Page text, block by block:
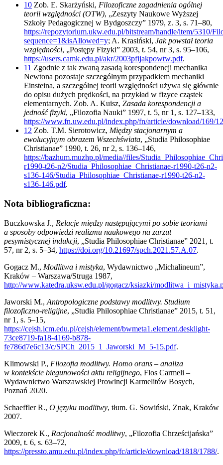
10 Zob. E. Skarżyński, Filozoficzne zagadnienia ogólnej
teorii względności (OTW), „Zeszyty Naukowe Wyższej
Szkoły Pedagogicznej w Bydgoszczy” 1979, z. 3, s. 71–80,
https://repozytorium.ukw.edu.pl/bitstream/handle/item/5310/
sequence=1&isAllowed=y; A. Krasiński, Jak powstał teoria
względności, „Postępy Fizyki” 2003, t. 54, nr 3, s. 95–106,
https://users.camk.edu.pl/akr/2003pfijakpowtw.pdf.
11 Zgodnie z tak zwaną zasadą korespondencji mechanika
Newtona pozostaje szczególnym przypadkiem mechaniki
Einsteina, a szczególnej teorii względności używa się głównie
do opisu dużych prędkości, na przykład w fizyce cząstek
elementarnych. Zob. A. Kuisz, Zasada korespondencji a
jedność fizyki, „Filozofia Nauki” 1997, t. 5, nr 1, s. 127–133,
https://www.fn.uw.edu.pl/index.php/fn/article/download/169/
12 Zob. T.M. Sierotowicz, Między stacjonarnym a
ewolucyjnym obrazem Wszechświata, „Studia Philosophiae
Christianae” 1990, t. 26, nr 2, s. 136–146,
https://bazhum.muzhp.pl/media//files/
r1990-t26-n2/Studia_Philosophiae_Christianae-r1990-t26-n2-
s136-146/Studia_Philosophiae_Christianae-r1990-t26-n2-
s136-146.pdf.
Nota bibliograficzna:
Buczkowska J., Relacje między następującymi po sobie teoriami
a sposoby odpowiedzi realizmu naukowego na zarzut
pesymistycznej indukcji, „Studia Philosophiae Christianae” 2021, t.
57, nr 2, s. 5–34, https://doi.org/10.21697/spch.2021.57.A.07.
Gogacz M., Modlitwa i mistyka, Wydawnictwo „Michalineum”,
Kraków – Warszawa/Struga 1987,
http://www.katedra.uksw.edu.pl/gogacz/ksiazki/
Jaworski M., Antropologiczne podstawy modlitwy. Studium
filozoficzno-religijne, „Studia Philosophiae Christianae” 2015, t. 51,
nr 1, s. 5–15,
https://cejsh.icm.edu.pl/cejsh/element/bwmeta1.element.desklight-
73ce8719-fa18-4169-b878-
fe786d7e6c13/c/SPCh_2015_1_Jaworski_M_5-15.pdf.
Klimowski P., Filozofia modlitwy. Homo orans – analiza
w kontekście biegunowości aktu religijnego, Flos Carmeli –
Wydawnictwo Warszawskiej Prowincji Karmelitów Bosych,
Poznań 2020.
Schaeffler R., O języku modlitwy, tłum. G. Sowiński, Znak, Kraków
2007.
Wieczorek K., Racjonalność modlitwy, „Filozofia Chrześcijańska”
2009, t. 6, s. 63–72,
https://pressto.amu.edu.pl/index.php/fc/article/download/1818/1788/.